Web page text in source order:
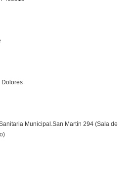
Dolores
Municipal.San Martín 294 (Sala de